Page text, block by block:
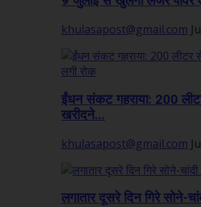
khulasapost@gmail.com
ईंधन संकट गहराया: 200
खरीदने...
khulasapost@gmail.com
लगातार दूसरे दिन गिरे सोने-